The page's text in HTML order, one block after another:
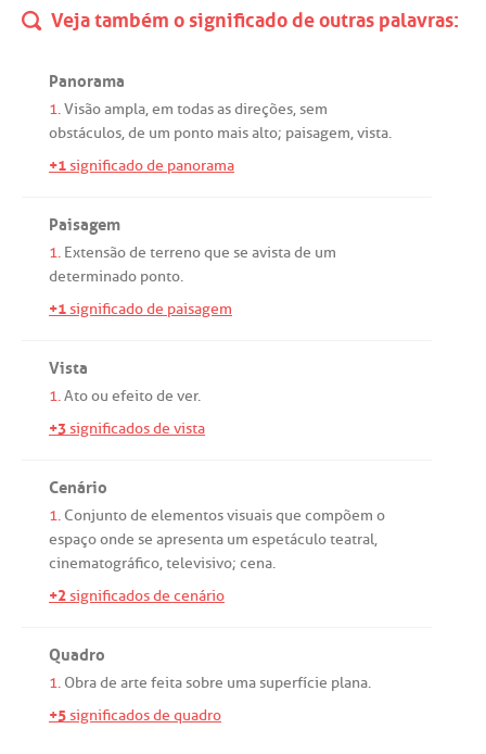
Veja também o significado de outras palavras:
Panorama
1.Visãoampla,em todasasdireções,sem
obstáculos,de um ponto maisalto; paisagem,vista.
+1significado de panorama
Paisagem
1. Extensãode terrenoque se avistade um
determinado ponto.
+1significado de paisagem
Vista
1.Atoou efeitode ver.
+3significados de vista
Cenário
1. Conjuntode elementosvisuaisque compõem o
espaçoonde se apresenta um espetáculoteatral,
cinematográfico,televisivo; cena.
+2significados de cenário
Quadro
1. Obrade arte feitasobre umasuperfície plana.
+5significados de quadro